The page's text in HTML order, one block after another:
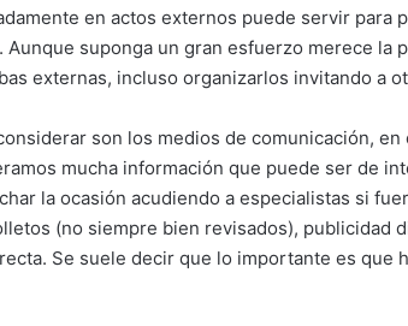
en actos externos puede servir para
Aunque suponga un gran esfuerzo merece la
externas, incluso organizarlos invitando a
son los medios de comunicación,
mucha información que puede ser de
la ocasión acudiendo a especialistas si
(no siempre bien revisados), publicidad
Se suele decir que lo importante es que